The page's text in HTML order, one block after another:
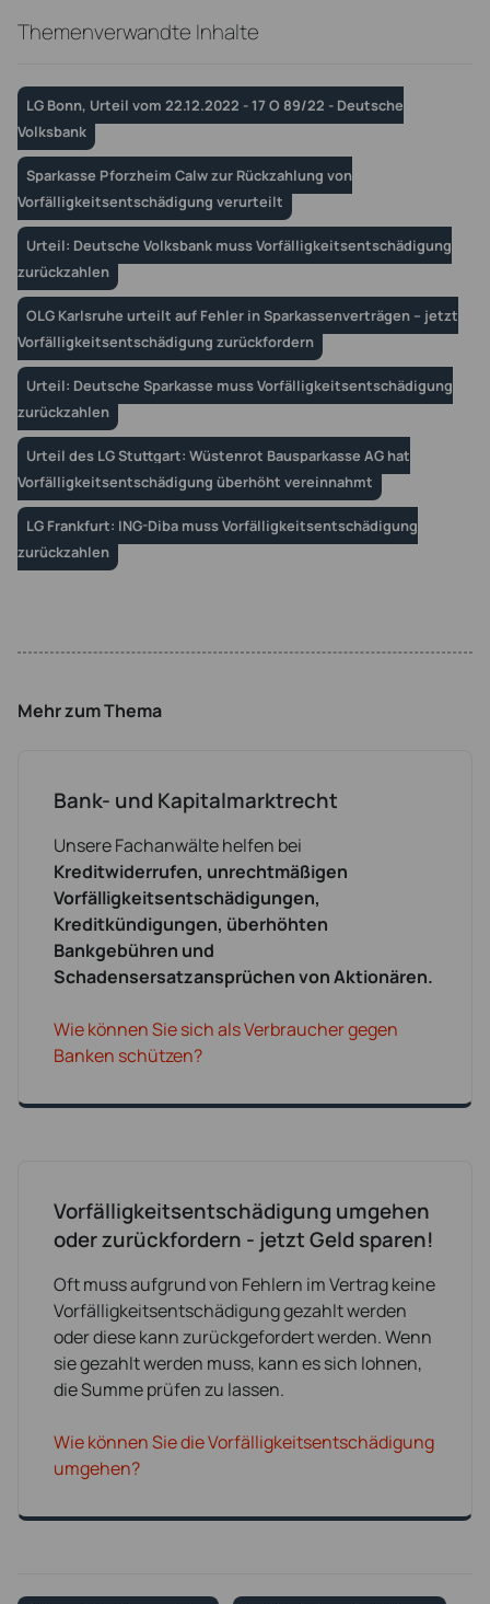
Themenverwandte Inhalte
LG Bonn, Urteil vom 22.12.2022 - 17 O 89/22 - Deutsche
Volksbank
Sparkasse Pforzheim Calw zur Rückzahlung von
Vorfälligkeitsentschädigung verurteilt
Urteil: Deutsche Volksbank muss Vorfälligkeitsentschädigung
zurückzahlen
OLG Karlsruhe urteilt auf Fehler in Sparkassenverträgen – jetzt
Vorfälligkeitsentschädigung zurückfordern
Urteil: Deutsche Sparkasse muss Vorfälligkeitsentschädigung
zurückzahlen
Urteil des LG Stuttgart: Wüstenrot Bausparkasse AG hat
Vorfälligkeitsentschädigung überhöht vereinnahmt
LG Frankfurt: ING-Diba muss Vorfälligkeitsentschädigung
zurückzahlen
Mehr zum Thema
Bank- und Kapitalmarktrecht
Unsere Fachanwälte helfen bei
Kreditwiderrufen, unrechtmäßigen
Vorfälligkeitsentschädigungen,
Kreditkündigungen, überhöhten
Bankgebühren und
Schadensersatzansprüchen von Aktionären.
Wie können Sie sich als Verbraucher gegen
Banken schützen?
Vorfälligkeitsentschädigung umgehen
oder zurückfordern - jetzt Geld sparen!
Oft muss aufgrund von Fehlern im Vertrag keine
Vorfälligkeitsentschädigung gezahlt werden
oder diese kann zurückgefordert werden. Wenn
sie gezahlt werden muss, kann es sich lohnen,
die Summe prüfen zu lassen.
Wie können Sie die Vorfälligkeitsentschädigung
umgehen?